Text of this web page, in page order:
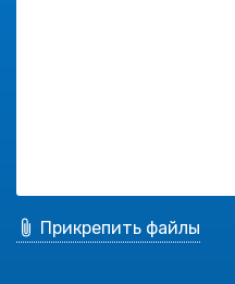
Прикрепить файлы